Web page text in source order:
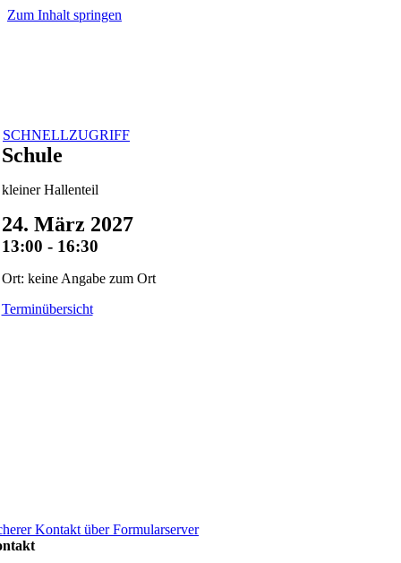
Zum Inhalt springen
SCHNELLZUGRIFF
Schule
kleiner Hallenteil
24. März 2027
13:00 - 16:30
Ort: keine Angabe zum Ort
Terminübersicht
Kontakt über Formularserver